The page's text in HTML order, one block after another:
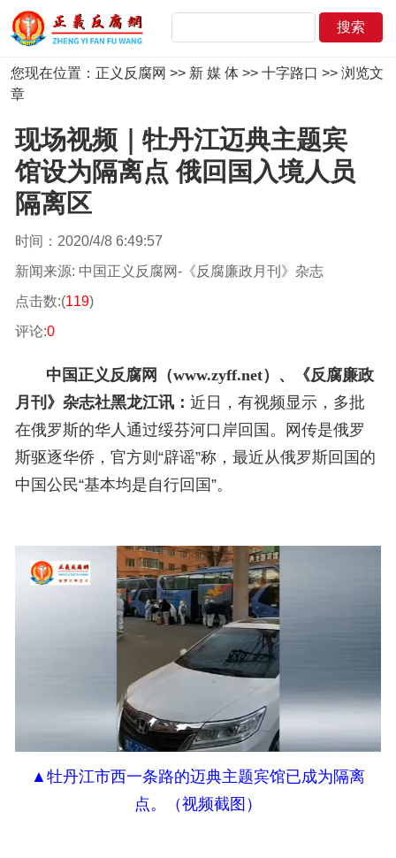
您现在位置： 正义反腐网 >> 新 媒 体>> 十字路口 >> 浏览文
章
现场视频｜牡丹江迈典主题宾
馆设为隔离点 俄回国入境人员
隔离区
时间：2020/4/8 6:49:57
新闻来源: 中国正义反腐网-《反腐廉政月刊》杂志
点击数:(119)
评论:0
中国正义反腐网（www.zyff.net）、《反腐廉政
月刊》杂志社黑龙江讯：近日，有视频显示，多批
在俄罗斯的华人通过绥芬河口岸回国。网传是俄罗
斯驱逐华侨，官方则“辟谣”称，最近从俄罗斯回国的
中国公民“基本均是自行回国”。
▲牡丹江市西一条路的迈典主题宾馆已成为隔离
点。（视频截图）